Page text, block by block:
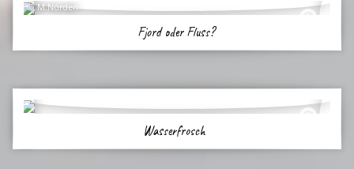
M.Norden
Fjord oder Fluss?
Wasserfrosch